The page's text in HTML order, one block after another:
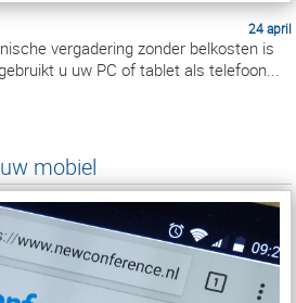
24 april
vergadering zonder belkosten is
u uw PC of tablet als telefoon...
mobiel